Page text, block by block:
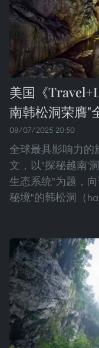
美国《
南韩松洞荣膺"
08/07/2025 20:50
全球最具影响力的
文，以"探秘越南'
生态系统"为题，
秘境"的韩松洞（